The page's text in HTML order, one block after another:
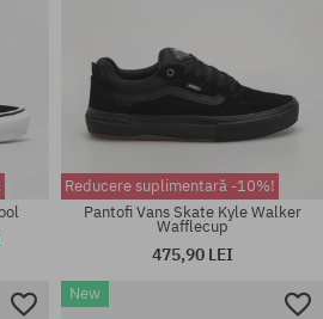
Mărimi existente:
Reducere suplimentară -10%!
Pantofi Vans Skate Kyle Walker
Wafflecup
475,90 LEI
New